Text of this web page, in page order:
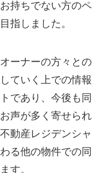
持ちでない方のペ
指しました。
ーナーの方々との
ていく上での情報
であり、今後も同
声が多く寄せられ
動産レジデンシャ
る他の物件での同
す。